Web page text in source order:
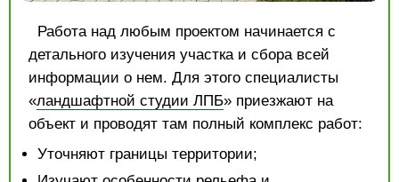
Работа над любым проектом начинается с
детального изучения участка и сбора всей
информации о нем. Для этого специалисты
«ландшафтной студии ЛПБ» приезжают на
объект и проводят там полный комплекс работ:
Уточняют границы территории;